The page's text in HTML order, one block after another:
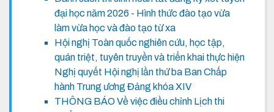
đại học năm 2026 - Hình thức đào tạo vừa
làm vừa học và đào tạo từ xa
Hội nghị Toàn quốc nghiên cứu, học tập,
quán triệt, tuyên truyền và triển khai thực hiện
Nghị quyết Hội nghị lần thứ ba Ban Chấp
hành Trung ương Đảng khóa XIV
THÔNG BÁO Về việc điều chỉnh Lịch thi